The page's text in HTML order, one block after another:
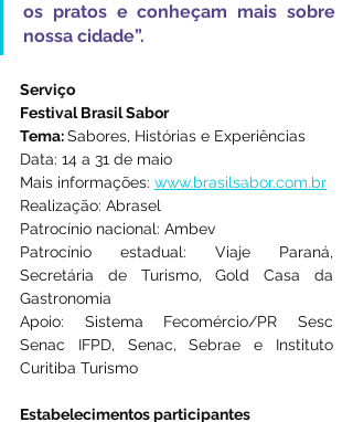
os pratos e conheçam mais sobre
nossa cidade”.
Serviço
Festival Brasil Sabor
Tema: Sabores, Histórias e Experiências
Data: 14 a 31 de maio
Mais informações: www.brasilsabor.com.br
Realização: Abrasel
Patrocínio nacional: Ambev
Patrocínio estadual: Viaje Paraná,
Secretária de Turismo, Gold Casa da
Gastronomia
Apoio: Sistema Fecomércio/PR Sesc
Senac IFPD, Senac, Sebrae e Instituto
Curitiba Turismo
Estabelecimentos participantes